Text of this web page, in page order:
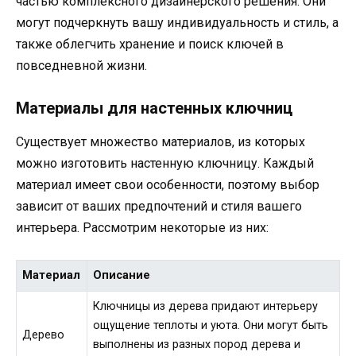
могут подчеркнуть вашу индивидуальность и стиль, а
также облегчить хранение и поиск ключей в
повседневной жизни.
Материалы для настенных ключниц
Существует множество материалов, из которых
можно изготовить настенную ключницу. Каждый
материал имеет свои особенности, поэтому выбор
зависит от ваших предпочтений и стиля вашего
интерьера. Рассмотрим некоторые из них:
Материал Описание
Дерево
Ключницы из дерева придают интерьеру
ощущение теплоты и уюта. Они могут быть
выполнены из разных пород дерева и